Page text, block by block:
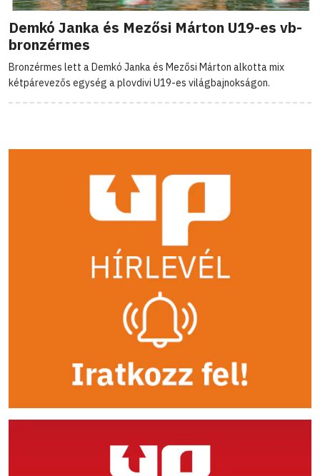
Demkó Janka és Mezősi Márton U19-es vb-
bronzérmes
Bronzérmes lett a Demkó Janka és Mezősi Márton alkotta mix
kétpárevezős egység a plovdivi U19-es világbajnokságon.